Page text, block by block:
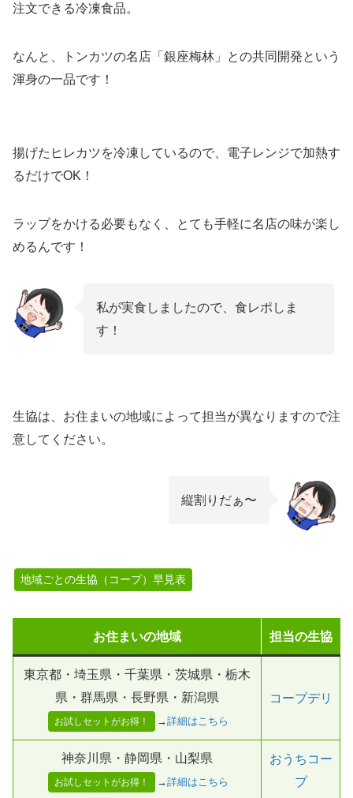
注文できる冷凍食品。
なんと、トンカツの名店「銀座梅林」との共同開発という
渾身の一品です！
揚げたヒレカツを冷凍しているので、電子レンジで加熱す
るだけでOK！
ラップをかける必要もなく、とても手軽に名店の味が楽し
めるんです！
私が実食しましたので、食レポしま
す！
生協は、お住まいの地域によって担当が異なりますので注
意してください。
縦割りだぁ〜
地域ごとの生協（コープ）早見表
お住まいの地域 担当の生協
東京都・埼玉県・千葉県・茨城県・栃木
県・群馬県・長野県・新潟県
お試しセットがお得！ →詳細はこちら
コープデリ
神奈川県・静岡県・山梨県
お試しセットがお得！ →詳細はこちら
おうちコー
プ